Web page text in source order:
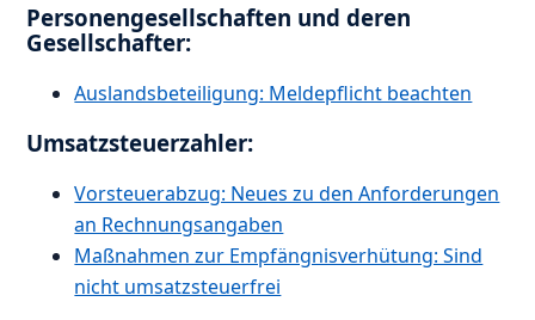
Personengesellschaften und deren
Gesellschafter:
Auslandsbeteiligung: Meldepflicht beachten
Umsatzsteuerzahler:
Vorsteuerabzug: Neues zu den Anforderungen
an Rechnungsangaben
Maßnahmen zur Empfängnisverhütung: Sind
nicht umsatzsteuerfrei